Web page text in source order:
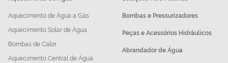
Aquecimento de Água a Gás
Aquecimento Solar de Água
Bombas de Calor
Aquecimento Central de Água
Bombas e Pressurizadores
Peças e Acessórios Hidráulicos
Abrandador de Água